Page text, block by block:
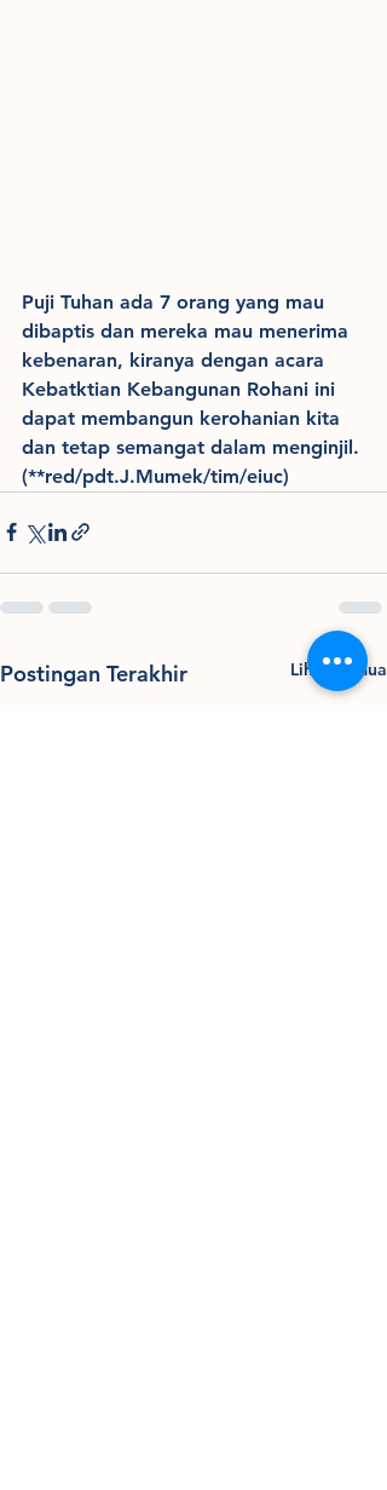
Puji Tuhan ada 7 orang yang mau
dibaptis dan mereka mau menerima
kebenaran, kiranya dengan acara
Kebatktian Kebangunan Rohani ini
dapat membangun kerohanian kita
dan tetap semangat dalam menginjil.
(**red/pdt.J.Mumek/tim/eiuc)
Postingan Terakhir Lihat Semua